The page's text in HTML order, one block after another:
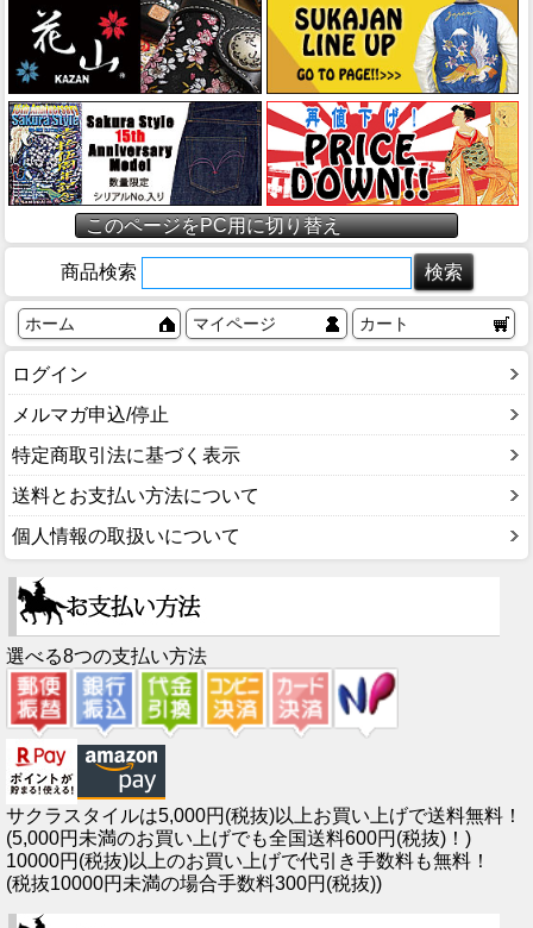
このページをPC用に切り替え
商品検索
ホーム マイページ カート
ログイン
メルマガ申込/停止
特定商取引法に基づく表示
送料とお支払い方法について
個人情報の取扱いについて
選べる8つの支払い方法
サクラスタイルは5,000円(税抜)以上お買い上げで送料無料！
(5,000円未満のお買い上げでも全国送料600円(税抜)！)
10000円(税抜)以上のお買い上げで代引き手数料も無料！
(税抜10000円未満の場合手数料300円(税抜))